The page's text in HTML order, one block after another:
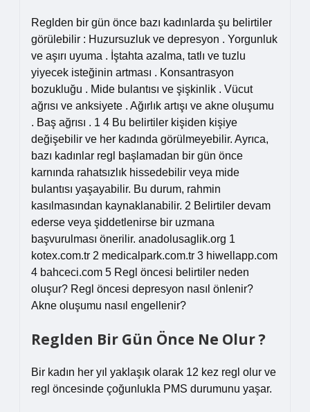
Reglden bir gün önce bazı kadınlarda şu belirtiler
görülebilir : Huzursuzluk ve depresyon . Yorgunluk
ve aşırı uyuma . İştahta azalma, tatlı ve tuzlu
yiyecek isteğinin artması . Konsantrasyon
bozukluğu . Mide bulantısı ve şişkinlik . Vücut
ağrısı ve anksiyete . Ağırlık artışı ve akne oluşumu
. Baş ağrısı . 1 4 Bu belirtiler kişiden kişiye
değişebilir ve her kadında görülmeyebilir. Ayrıca,
bazı kadınlar regl başlamadan bir gün önce
karnında rahatsızlık hissedebilir veya mide
bulantısı yaşayabilir. Bu durum, rahmin
kasılmasından kaynaklanabilir. 2 Belirtiler devam
ederse veya şiddetlenirse bir uzmana
başvurulması önerilir. anadolusaglik.org 1
kotex.com.tr 2 medicalpark.com.tr 3 hiwellapp.com
4 bahceci.com 5 Regl öncesi belirtiler neden
oluşur? Regl öncesi depresyon nasıl önlenir?
Akne oluşumu nasıl engellenir?
Reglden Bir Gün Önce Ne Olur ?
Bir kadın her yıl yaklaşık olarak 12 kez regl olur ve
regl öncesinde çoğunlukla PMS durumunu yaşar.